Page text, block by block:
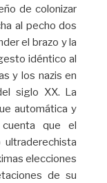
de colonizar
al pecho dos
el brazo y la
idéntico al
y los nazis en
siglo XX. La
automática y
que el
elecciones
de su